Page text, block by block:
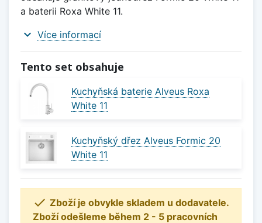
a baterii Roxa White 11.
expand_more Více informací
Tento set obsahuje
Kuchyňská baterie Alveus Roxa
White 11
Kuchyňský dřez Alveus Formic 20
White 11
 Zboží je obvykle skladem u dodavatele.
Zboží odešleme během 2 - 5 pracovních